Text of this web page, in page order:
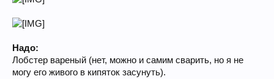
Надо:
Лобстер вареный (нет, можно и самим сварить, но я не
могу его живого в кипяток засунуть).